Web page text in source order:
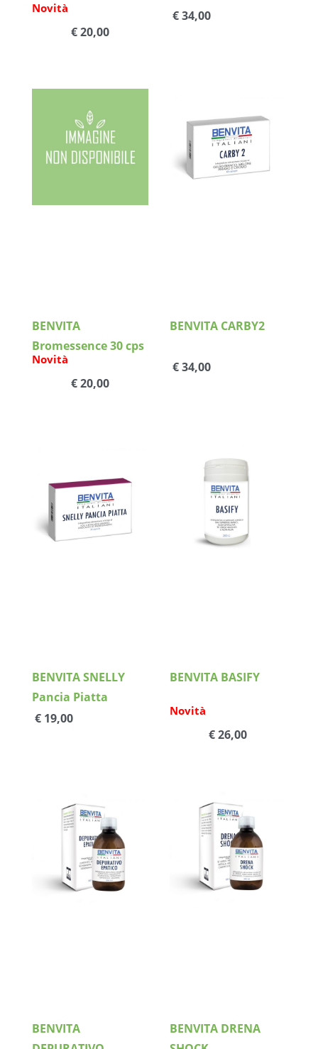
Novità
€ 20,00
€ 34,00
BENVITA
Bromessence 30 cps
Novità
€ 20,00
BENVITA CARBY2
€ 34,00
BENVITA SNELLY
Pancia Piatta
€ 19,00
Dettagli
BENVITA BASIFY
Novità
€ 26,00
BENVITA
BENVITA DRENA